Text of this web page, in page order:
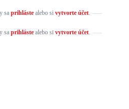
sa prihlástealebo si vytvorte účet.